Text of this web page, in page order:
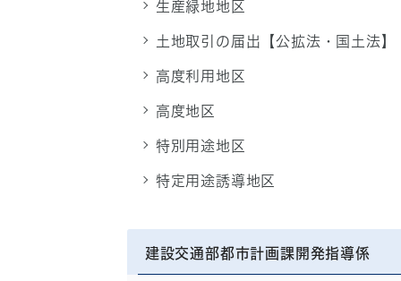
生産緑地地区
土地取引の届出【公拡法・国土法】
高度利用地区
高度地区
特別用途地区
特定用途誘導地区
建設交通部都市計画課開発指導係